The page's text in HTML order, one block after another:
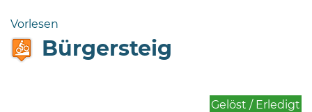
Bramstedt
Bleeck 15-
Vorlesen
Bürgersteig
Gelöst / Erledigt